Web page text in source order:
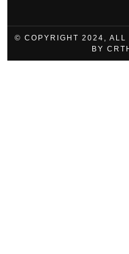
© COPYRIGHT 2024, ALL
BY